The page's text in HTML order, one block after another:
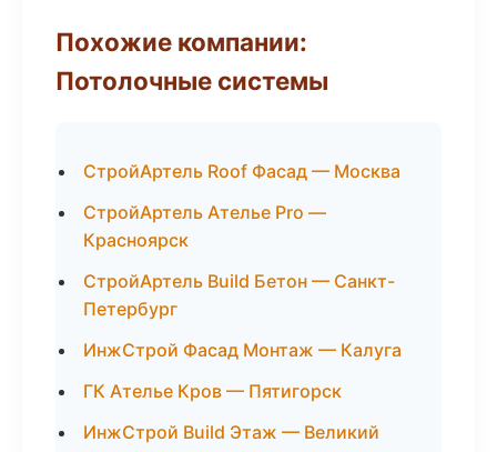
Похожие компании:
Потолочные системы
СтройАртель Roof Фасад — Москва
СтройАртель Ателье Pro —
Красноярск
СтройАртель Build Бетон — Санкт-
Петербург
ИнжСтрой Фасад Монтаж — Калуга
ГК Ателье Кров — Пятигорск
ИнжСтрой Build Этаж — Великий